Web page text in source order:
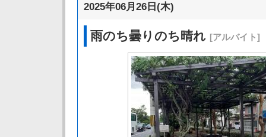
2025年06月26日(木)
雨のち曇りのち晴れ [アルバイト]